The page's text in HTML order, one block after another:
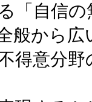
「自信
般から
得意分